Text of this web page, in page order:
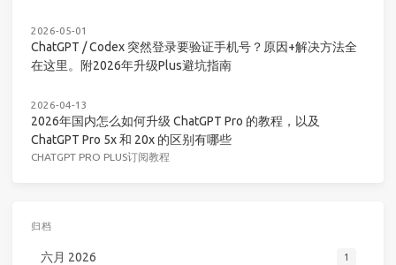
2026-05-01
ChatGPT / Codex 突然登录要验证手机号？原因+解决方法全
在这里。附2026年升级Plus避坑指南
2026-04-13
2026年国内怎么如何升级 ChatGPT Pro 的教程，以及
ChatGPT Pro 5x 和 20x 的区别有哪些
CHATGPT PRO PLUS订阅教程
归档
六月 2026 1